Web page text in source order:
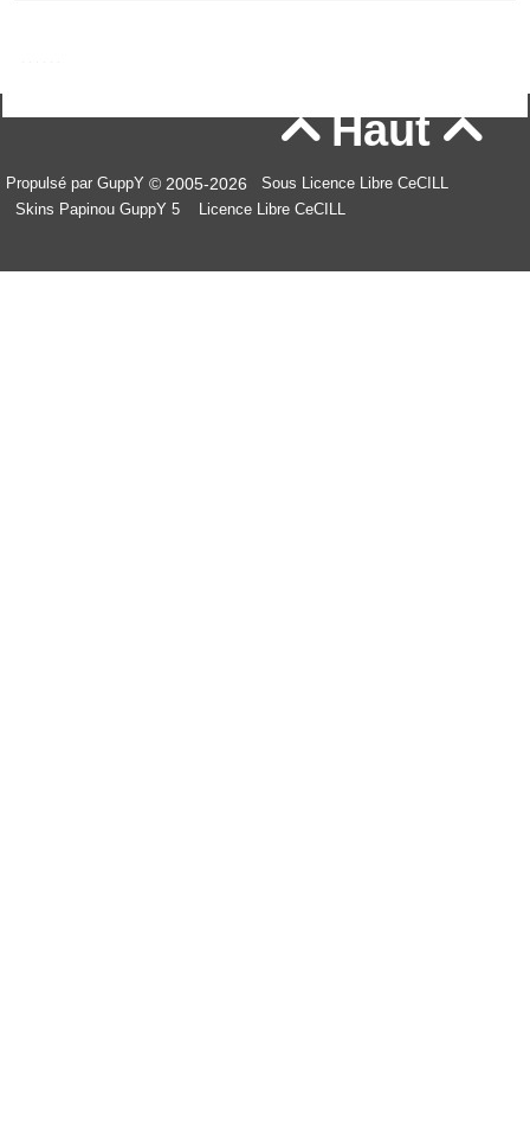
Haut
Propulsé par GuppY © 2005-2026
Sous Licence Libre CeCILL
Skins Papinou GuppY 5
Licence Libre CeCILL